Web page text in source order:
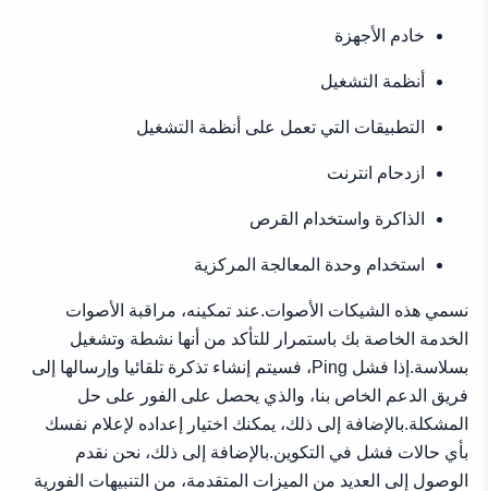
خادم الأجهزة
أنظمة التشغيل
التطبيقات التي تعمل على أنظمة التشغيل
ازدحام انترنت
الذاكرة واستخدام القرص
استخدام وحدة المعالجة المركزية
نسمي هذه الشيكات الأصوات.عند تمكينه، مراقبة الأصوات
الخدمة الخاصة بك باستمرار للتأكد من أنها نشطة وتشغيل
بسلاسة.إذا فشل Ping، فسيتم إنشاء تذكرة تلقائيا وإرسالها إلى
فريق الدعم الخاص بنا، والذي يحصل على الفور على حل
المشكلة.بالإضافة إلى ذلك، يمكنك اختيار إعداده لإعلام نفسك
بأي حالات فشل في التكوين.بالإضافة إلى ذلك، نحن نقدم
الوصول إلى العديد من الميزات المتقدمة، من التنبيهات الفورية